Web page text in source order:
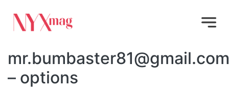
mr.bumbaster81@gmail.com
– options